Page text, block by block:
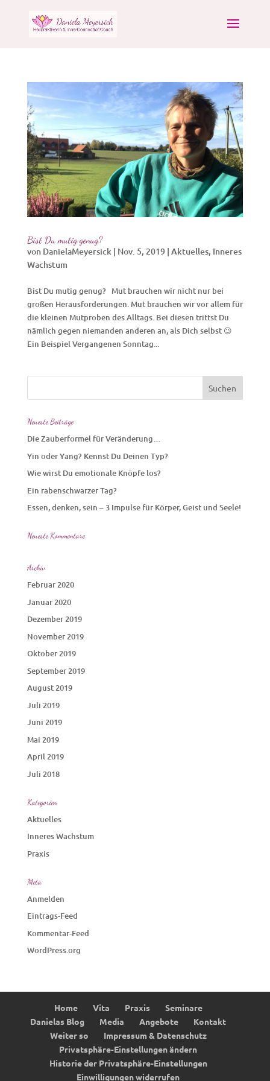
Bist Du mutig genug?
von DanielaMeyersick| Nov. 5, 2019| Aktuelles, Inneres
Wachstum
Bist Du mutig genug? Mut brauchen wir nicht nur bei
großen Herausforderungen. Mut brauchen wir vor allem für
die kleinen Mutproben des Alltags. Bei diesen trittst Du
nämlich gegen niemanden anderen an, als Dich selbst 😉
Ein Beispiel Vergangenen Sonntag...
Neueste Beiträge
Die Zauberformel für Veränderung…
Yin oder Yang? Kennst Du Deinen Typ?
Wie wirst Du emotionale Knöpfe los?
Ein rabenschwarzer Tag?
Essen, denken, sein – 3 Impulse für Körper, Geist und Seele!
Neueste Kommentare
Archiv
Februar 2020
Januar 2020
Dezember 2019
November 2019
Oktober 2019
September 2019
August 2019
Juli 2019
Juni 2019
Mai 2019
April 2019
Juli 2018
Kategorien
Aktuelles
Inneres Wachstum
Praxis
Meta
Anmelden
Eintrags-Feed
Kommentar-Feed
WordPress.org
Home Vita Praxis
Seminare
Danielas Blog
Media Angebote
Kontakt
Weiter so
Impressum & Datenschutz
Privatsphäre-Einstellungen ändern
Historie der Privatsphäre-Einstellungen
Einwilligungen widerrufen